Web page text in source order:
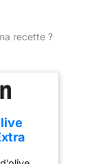
recette ?